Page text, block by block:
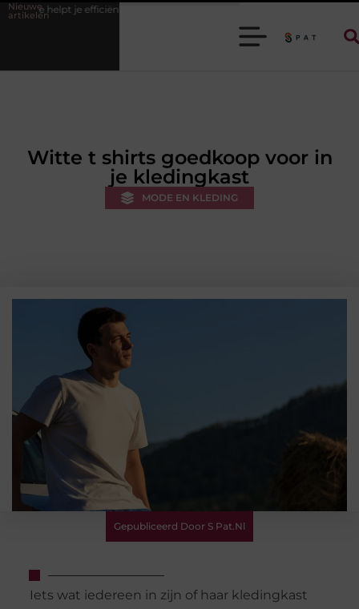
Nieuwe
artikelenwerken Stijlvolle heren sneakers voor een sportieve lifestyle
Witte t shirts goedkoop voor in
je kledingkast
MODE EN KLEDING
Gepubliceerd Door S Pat.nl
Iets wat iedereen in zijn of haar kledingkast